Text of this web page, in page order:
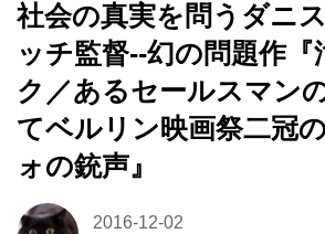
社会の真実を問うダニ
ッチ監督--幻の問題作
ク／あるセールスマン
てベルリン映画祭二冠
ォの銃声』
2016-12-02